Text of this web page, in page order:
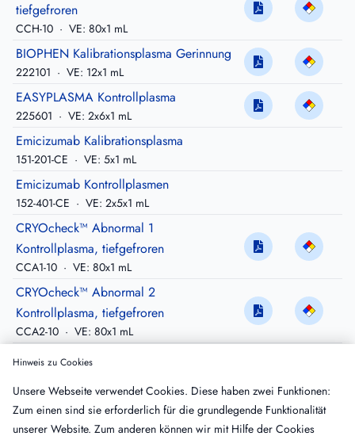
tiefgefroren
CCH-10 · VE: 80x1 mL
BIOPHEN Kalibrationsplasma Gerinnung
222101 · VE: 12x1 mL
EASYPLASMA Kontrollplasma
225601 · VE: 2x6x1 mL
Emicizumab Kalibrationsplasma
151-201-CE · VE: 5x1 mL
Emicizumab Kontrollplasmen
152-401-CE · VE: 2x5x1 mL
CRYOcheck™ Abnormal 1
Kontrollplasma, tiefgefroren
CCA1-10 · VE: 80x1 mL
CRYOcheck™ Abnormal 2
Kontrollplasma, tiefgefroren
CCA2-10 · VE: 80x1 mL
CoaChrom™ Severe Abnormal
COA0192 · VE: 12x1 mL
CoaChrom™ Moderate Abnormal
Hinweis zu Cookies
Unsere Webseite verwendet Cookies. Diese haben zwei Funktionen:
Zum einen sind sie erforderlich für die grundlegende Funktionalität
unserer Website. Zum anderen können wir mit Hilfe der Cookies